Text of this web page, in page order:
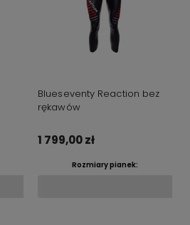
Blueseventy Reaction bez
rękawów
1 799,00 zł
Rozmiary pianek: